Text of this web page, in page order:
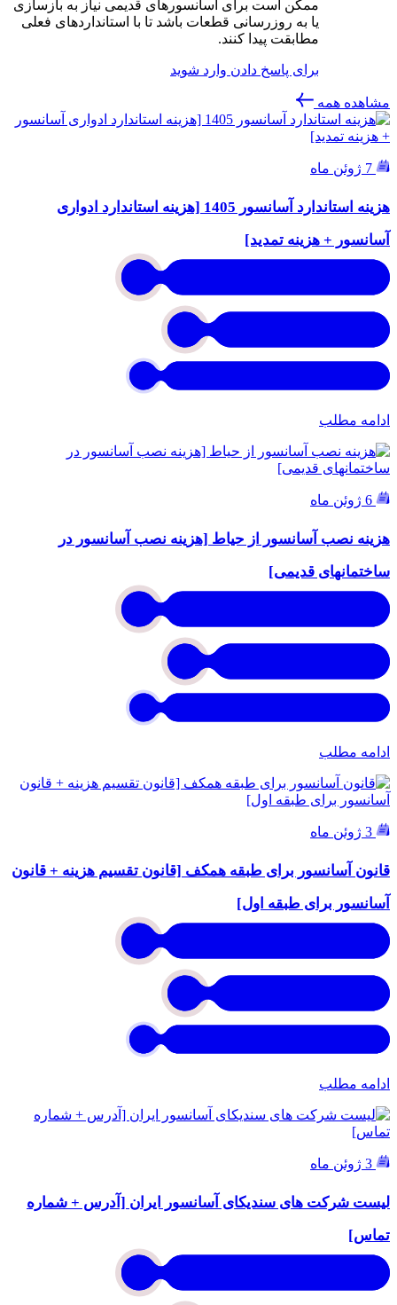
ممکن است برای آسانسورهای قدیمی نیاز به بازسازی
یا به روزرسانی قطعات باشد تا با استانداردهای فعلی
مطابقت پیدا کنند.
برای پاسخ دادن وارد شوید
مشاهده همه
هزینه استاندارد آسانسور 1405 [هزینه استاندارد ادواری
آسانسور + هزینه تمدید]
ادامه مطلب
هزینه نصب آسانسور از حیاط [هزینه نصب آسانسور در
ساختمانهای قدیمی]
ادامه مطلب
قانون آسانسور برای طبقه همکف [قانون تقسیم هزینه + قانون
آسانسور برای طبقه اول]
ادامه مطلب
لیست شرکت های سندیکای آسانسور ایران [آدرس + شماره
تماس]